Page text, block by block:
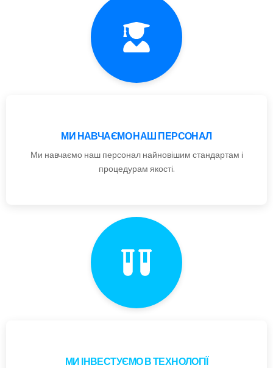
МИ НАВЧАЄМО НАШ ПЕРСОНАЛ
Ми навчаємо наш персонал найновішим стандартам і
процедурам якості.
МИ ІНВЕСТУЄМО В ТЕХНОЛОГІЇ